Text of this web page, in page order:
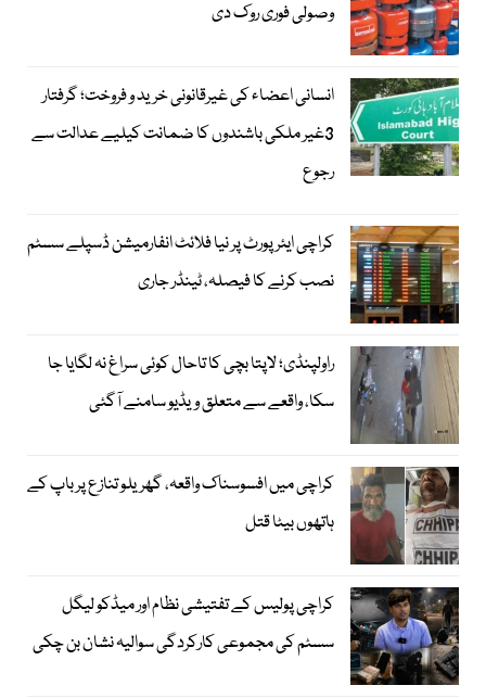
وصولی فوری روک دی
انسانی اعضاء کی غیرقانونی خرید و فروخت؛ گرفتار
3غیر ملکی باشندوں کا ضمانت کیلیے عدالت سے
رجوع
کراچی ایئرپورٹ پر نیا فلائٹ انفارمیشن ڈسپلے سسٹم
نصب کرنے کا فیصلہ، ٹینڈر جاری
راولپنڈی؛ لاپتا بچی کا تاحال کوئی سراغ نہ لگایا جا
سکا، واقعے سے متعلق ویڈیو سامنے آگئی
کراچی میں افسوسناک واقعہ، گھریلو تنازع پر باپ کے
ہاتھوں بیٹا قتل
کراچی پولیس کے تفتیشی نظام اور میڈکو لیگل
سسٹم کی مجموعی کارکردگی سوالیہ نشان بن چکی